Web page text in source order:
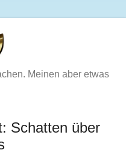
Meinen aber etwas
Schatten über